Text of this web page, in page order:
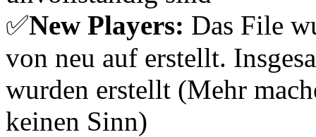
✅New Players: Das File
von neu auf erstellt.
wurden erstellt (Mehr
keinen Sinn)